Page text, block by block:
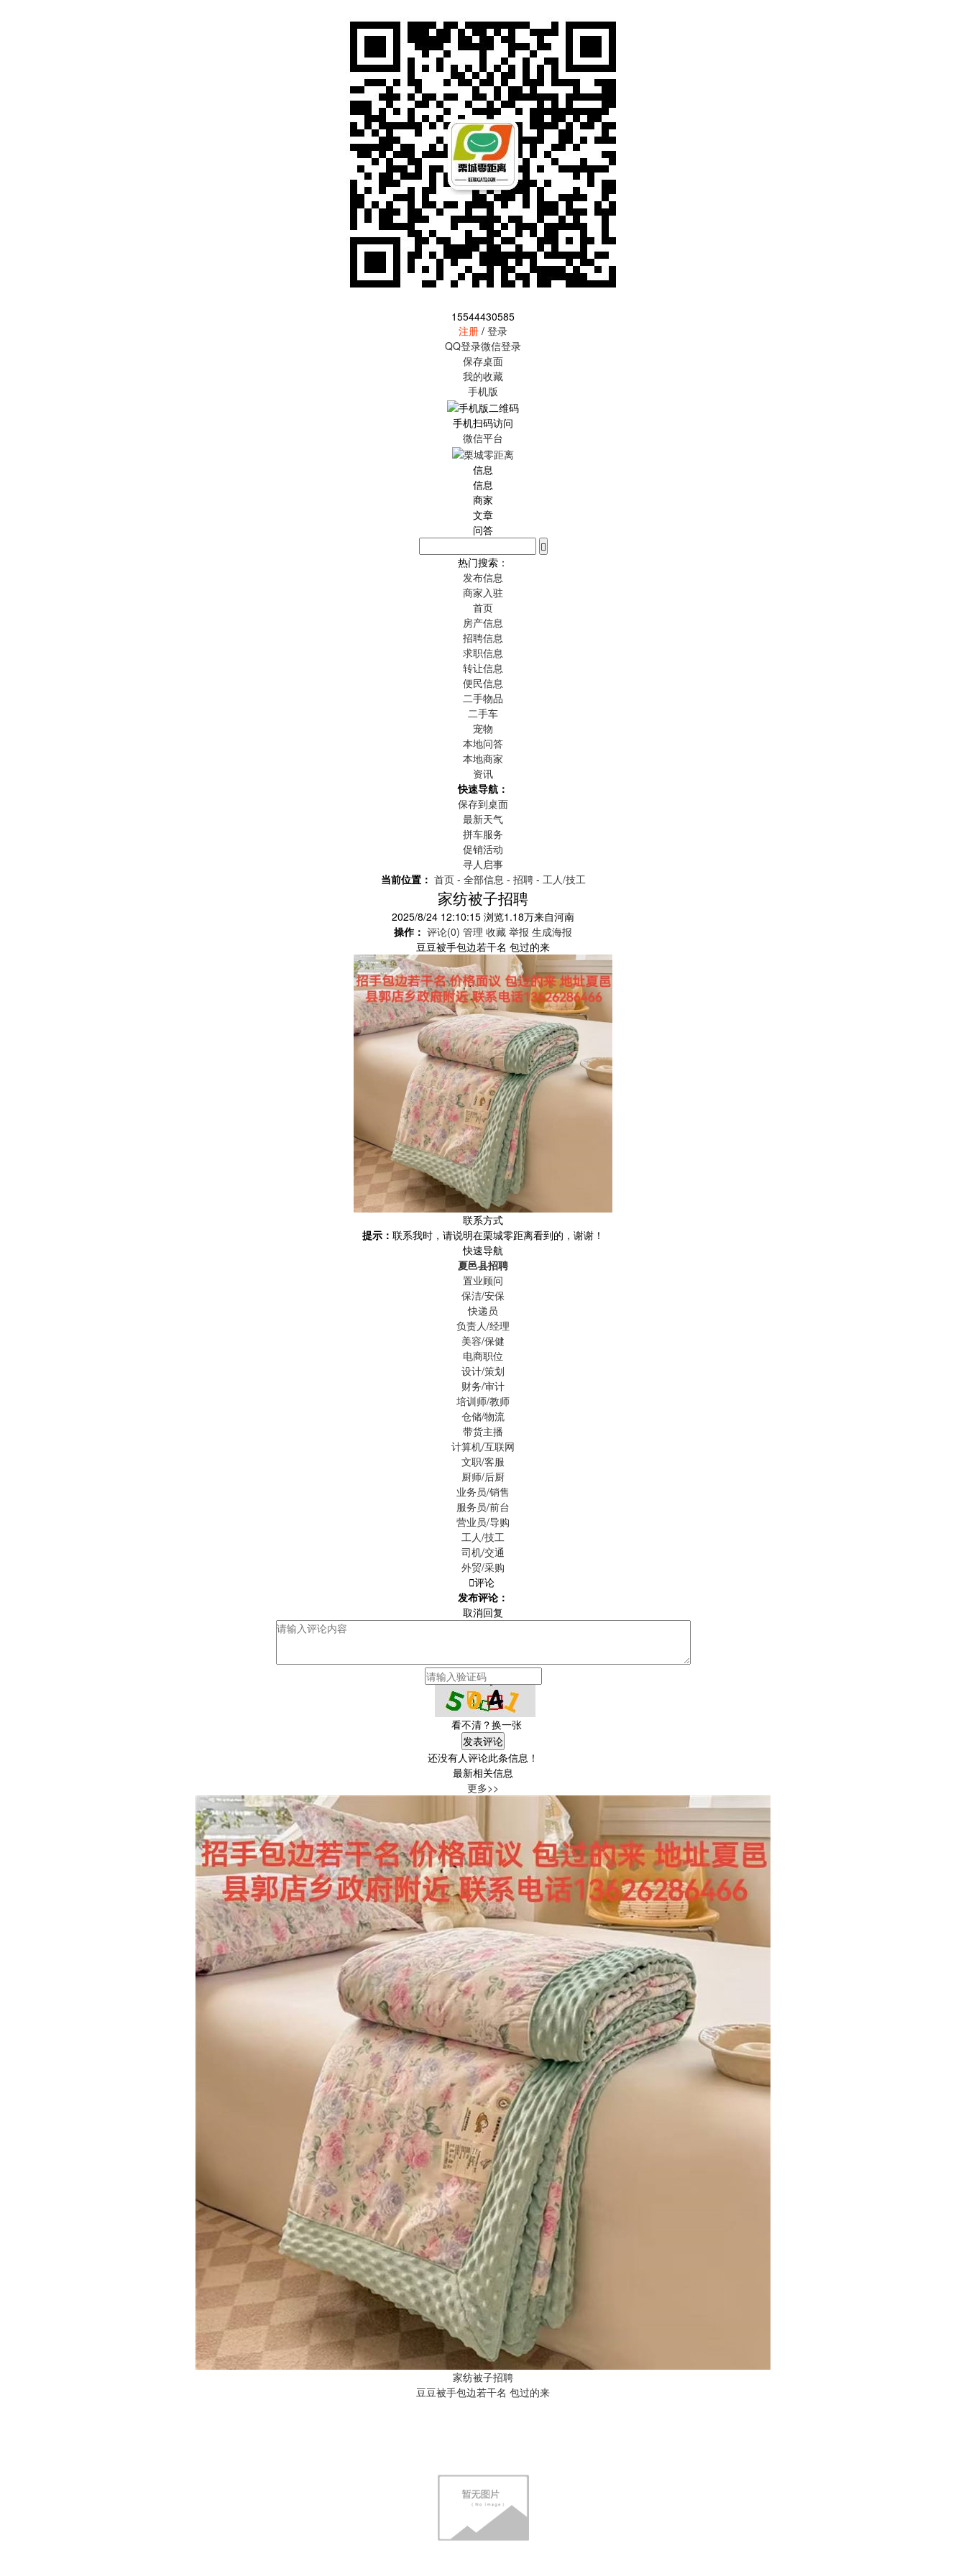
15544430585
注册 / 登录
QQ登录微信登录
保存桌面
我的收藏
手机版
手机扫码访问
微信平台
信息
信息
商家
文章
问答
热门搜索：
发布信息
商家入驻
首页
房产信息
招聘信息
求职信息
转让信息
便民信息
二手物品
二手车
宠物
本地问答
本地商家
资讯
快速导航：
保存到桌面
最新天气
拼车服务
促销活动
寻人启事
当前位置： 首页- 全部信息 - 招聘- 工人/技工
家纺被子招聘
2025/8/24 12:10:15 浏览1.18万来自河南
操作： 评论(0) 管理 收藏 举报 生成海报
豆豆被手包边若干名 包过的来
联系方式
提示： 联系我时，请说明在栗城零距离看到的，谢谢！
快速导航
夏邑县招聘
置业顾问
保洁/安保
快递员
负责人/经理
美容/保健
电商职位
设计/策划
财务/审计
培训师/教师
仓储/物流
带货主播
计算机/互联网
文职/客服
厨师/后厨
业务员/销售
服务员/前台
营业员/导购
工人/技工
司机/交通
外贸/采购
评论
发布评论：
取消回复
看不清？换一张
还没有人评论此条信息！
最新相关信息
更多>>
家纺被子招聘
豆豆被手包边若干名 包过的来